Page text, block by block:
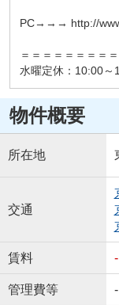
PC→→→ http://
＝＝＝＝＝＝＝＝
水曜定休：10:00～
物件概要
所在地
交通
賃料 -
管理費等 -